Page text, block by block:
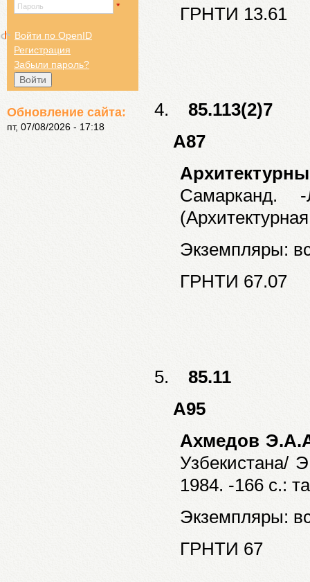
ГРНТИ 13.61
4.85.113(2)7
А87
Экземпляры:
ГРНТИ 67.07
5.85.11
А95
Ахмедов
Узбекистана/
1984. -166 с.:
Экземпляры:
ГРНТИ 67
Пароль *
Войти по OpenID
Регистрация
Забыли пароль?
Обновление сайта:
пт, 07/08/2026 - 17:18